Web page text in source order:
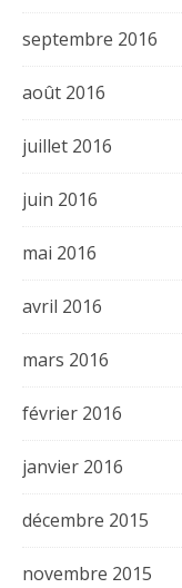
septembre 2016
août 2016
juillet 2016
juin 2016
mai 2016
avril 2016
mars 2016
février 2016
janvier 2016
décembre 2015
novembre 2015